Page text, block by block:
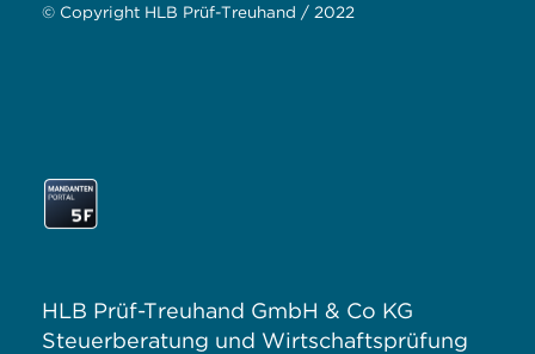
© Copyright HLB Prüf-Treuhand / 2022
HLB Prüf-Treuhand GmbH & Co KG
Steuerberatung und Wirtschaftsprüfung